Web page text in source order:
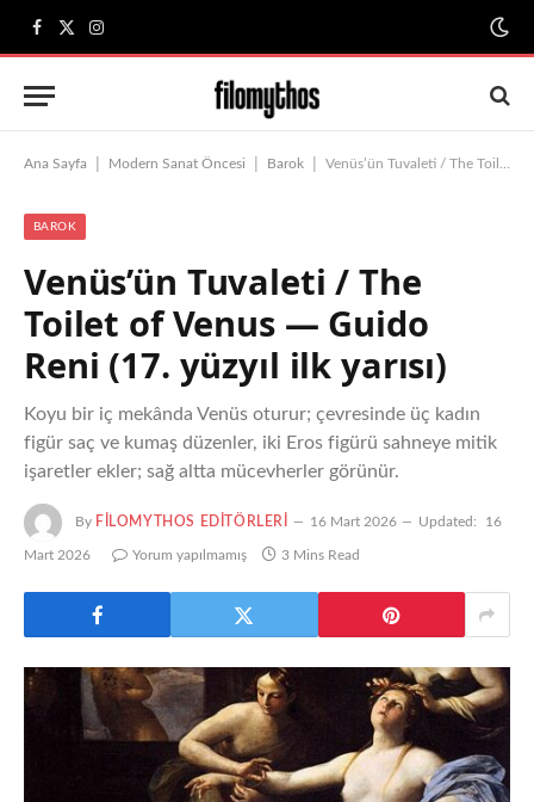
Facebook
X
(Twitter)
Instagram
Ana Sayfa Modern Sanat Öncesi Barok Venüs’ün Tuvaleti / The Toilet of Venus — Guido Reni (17. yüzyıl ilk yarısı)
BAROK
Venüs’ün Tuvaleti / The
Toilet of Venus — Guido
Reni (17. yüzyıl ilk yarısı)
Koyu bir iç mekânda Venüs oturur; çevresinde üç kadın
figür saç ve kumaş düzenler, iki Eros figürü sahneye mitik
işaretler ekler; sağ altta mücevherler görünür.
By FILOMYTHOS EDITÖRLERI 16 Mart 2026 Updated: 16
Mart 2026 Yorum yapılmamış 3 Mins Read